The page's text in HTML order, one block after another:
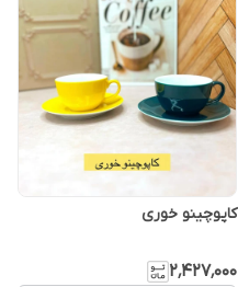
کاپوچینو خوری
۲٬۴۲۷٬۰۰۰